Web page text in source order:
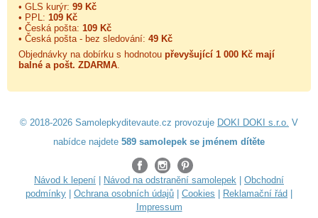
• GLS kurýr: 99 Kč
• PPL: 109 Kč
• Česká pošta: 109 Kč
• Česká pošta - bez sledování: 49 Kč
Objednávky na dobírku s hodnotou převyšující 1 000 Kč mají
balné a pošt. ZDARMA
© 2018-2026 Samolepkyditevaute.cz provozuje DOKI DOKI s.r.o. V
nabídce najdete 589 samolepek se jménem dítěte
Návod k lepení Návod na odstranění samolepek
Obchodní
podmínky
Ochrana osobních údajů Cookies Reklamační řád
Impressum